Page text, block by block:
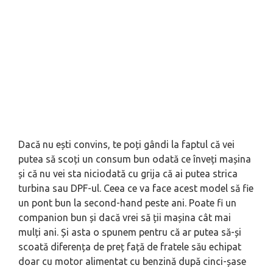
Dacă nu ești convins, te poți gândi la faptul că vei
putea să scoți un consum bun odată ce înveți mașina
și că nu vei sta niciodată cu grija că ai putea strica
turbina sau DPF-ul. Ceea ce va face acest model să fie
un pont bun la second-hand peste ani. Poate fi un
companion bun și dacă vrei să ții mașina cât mai
mulți ani. Și asta o spunem pentru că ar putea să-și
scoată diferența de preț față de fratele său echipat
doar cu motor alimentat cu benzină după cinci-șase